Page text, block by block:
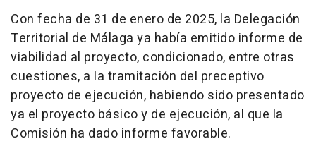
Con fecha de 31 de enero de 2025, la Delegación
Territorial de Málaga ya había emitido informe de
viabilidad al proyecto, condicionado, entre otras
cuestiones, a la tramitación del preceptivo
proyecto de ejecución, habiendo sido presentado
ya el proyecto básico y de ejecución, al que la
Comisión ha dado informe favorable.